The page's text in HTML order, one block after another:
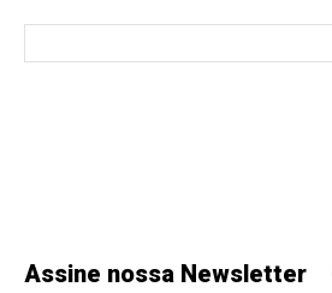
Assine nossa Newsletter